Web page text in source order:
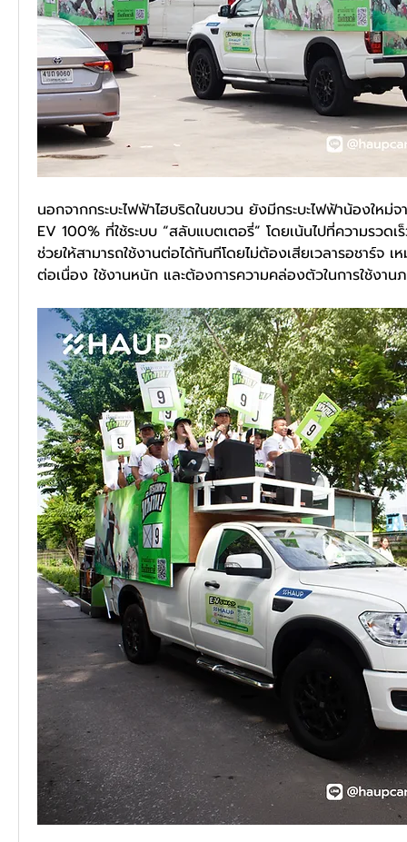
นอกจากกระบะไฟฟ้าไฮบริดในขบวน ยังมีกระบะไฟฟ้าน้องใหม่
EV 100% ที่ใช้ระบบ “สลับแบตเตอรี่” โดยเน้นไปที่ความรวดเ
ช่วยให้สามารถใช้งานต่อได้ทันทีโดยไม่ต้องเสียเวลารอชาร์จ เ
ต่อเนื่อง ใช้งานหนัก และต้องการความคล่องตัวในการใช้งาน